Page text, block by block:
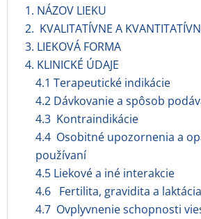
1. NÁZOV LIEKU
2. KVALITATÍVNE A
3. LIEKOVÁ FORMA
4. KLINICKÉ ÚDAJE
4.1 Terapeutické indikácie
4.2 Dávkovanie a spôsob
4.3 Kontraindikácie
4.4 Osobitné upozornenia a
používaní
4.5 Liekové a iné interakcie
4.6 Fertilita, gravidita a laktácia
4.7 Ovplyvnenie schopnosti